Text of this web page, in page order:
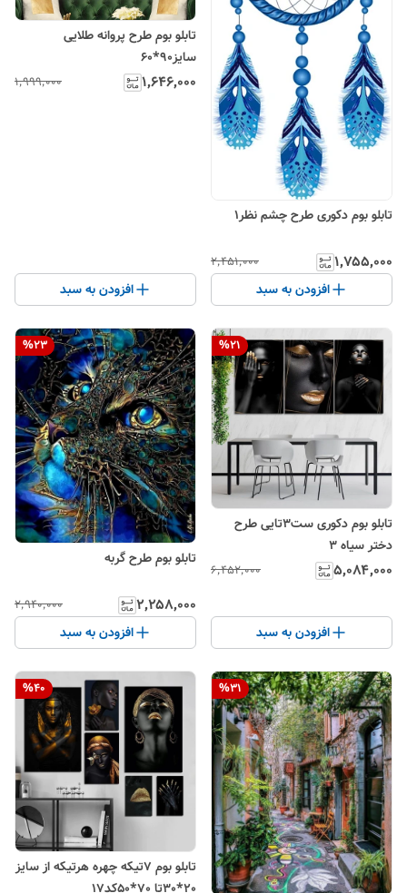
تابلو بوم دکوری طرح چشم نظر1
۱٬۷۵۵٬۰۰۰ ۲٬۴۵۱٬۰۰۰
افزودن به سبد
تابلو بوم طرح پروانه طلایی
سایز90*60
۱٬۶۴۶٬۰۰۰ ۱٬۹۹۹٬۰۰۰
افزودن به سبد
%21
تابلو بوم دکوری ست3تایی طرح
دختر سیاه 3
۵٬۰۸۴٬۰۰۰ ۶٬۴۵۲٬۰۰۰
افزودن به سبد
%23
تابلو بوم طرح گربه
۲٬۲۵۸٬۰۰۰ ۲٬۹۴۰٬۰۰۰
افزودن به سبد
%31
%40
تابلو بوم 7تیکه چهره هرتیکه از سایز
20*30تا 70*50کد17